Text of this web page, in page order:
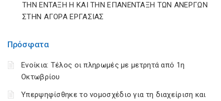
Πρόσφατα
Ενοίκια: Τέλος οι πληρωμές με μετρητά από 1η
Οκτωβρίου
Υπερψηφίσθηκε το νομοσχέδιο για τη διαχείριση και
ΤΗΝ ΕΝΤΑΞΗ Η ΚΑΙ ΤΗΝ ΕΠΑΝΕΝΤΑΞΗ ΤΩΝ ΑΝΕΡΓΩΝ
ΣΤΗΝ ΑΓΟΡΑ ΕΡΓΑΣΙΑΣ